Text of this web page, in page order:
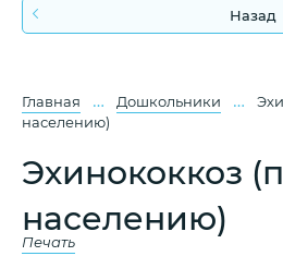
Назад
Главная … Дошкольники …
населению)
Эхинококкоз
населению)
Печать